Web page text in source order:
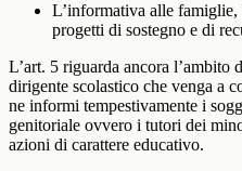
L’informativa alle
progetti di sostegno e di
L’art. 5 riguarda ancora l’ambito
dirigente scolastico che venga a
ne informi tempestivamente i
genitoriale ovvero i tutori dei
azioni di carattere educativo.